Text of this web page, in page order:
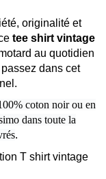
originalité et
tee shirt vintage
au quotidien
dans cet
coton noir ou en
dans toute la
.
T shirt vintage